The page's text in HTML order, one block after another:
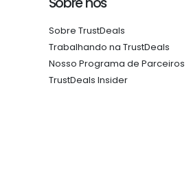
Sobre TrustDeals
Trabalhando na TrustDeals
Nosso Programa de Parceiros
TrustDeals Insider